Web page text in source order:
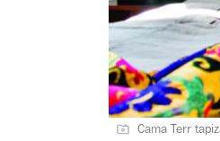
Cama Terr